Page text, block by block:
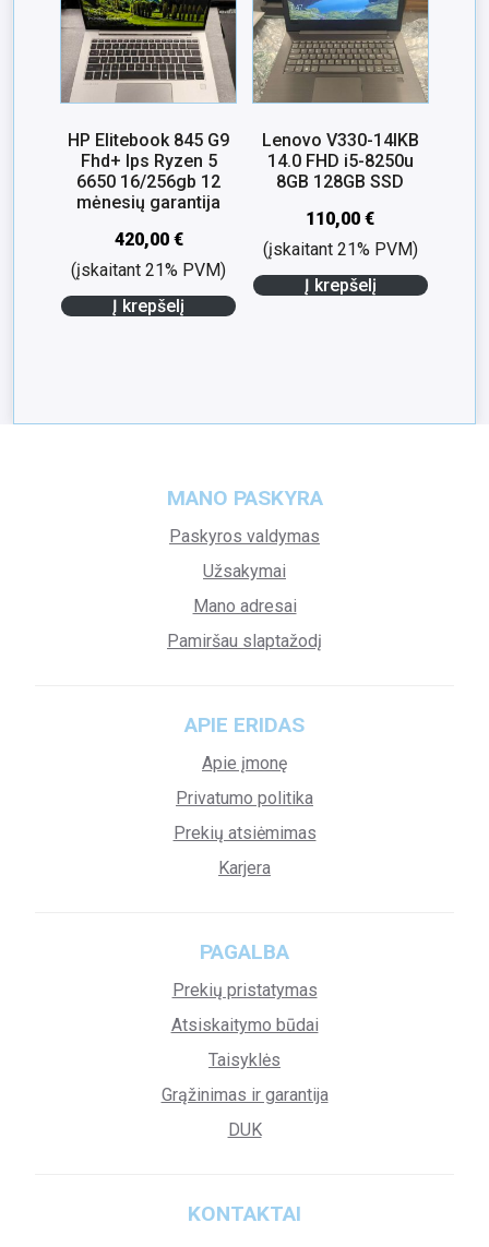
HP Elitebook 845 G9
Fhd+ Ips Ryzen 5
6650 16/256gb 12
mėnesių garantija
420,00 €
(įskaitant 21% PVM)
Į krepšelį
Lenovo V330-14IKB
14.0 FHD i5-8250u
8GB 128GB SSD
110,00€
(įskaitant 21% PVM)
Į krepšelį
MANO PASKYRA
Paskyros valdymas
Užsakymai
Mano adresai
Pamiršau slaptažodį
APIE ERIDAS
Apie įmonę
Privatumo politika
Prekių atsiėmimas
Karjera
PAGALBA
Prekių pristatymas
Atsiskaitymo būdai
Taisyklės
Grąžinimas ir garantija
DUK
KONTAKTAI